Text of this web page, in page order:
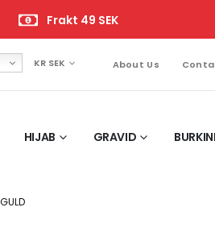
Frakt 49 SEK
KR SEK About Us
HIJAB GRAVID BURKINI